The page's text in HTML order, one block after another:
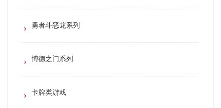
勇者斗恶龙系列
博德之门系列
卡牌类游戏